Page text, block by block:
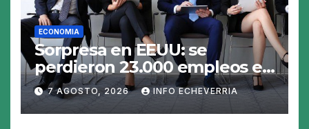
ECONOMIA
Sorpresa en EEUU: se
perdieron 23.000 empleos en
julio y el mercado recalcula
las perspectivas para las
tasas
7 AGOSTO, 2026 INFO ECHEVERRIA